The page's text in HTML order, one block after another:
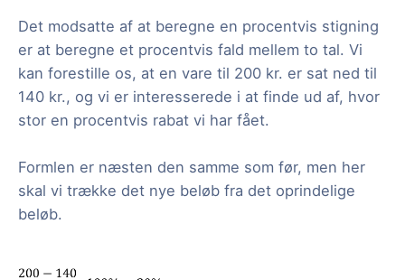
Det modsatte af at beregne en procentvis stigning
er at beregne et procentvis fald mellem to tal. Vi
kan forestille os, at en vare til 200 kr. er sat ned til
140 kr., og vi er interesserede i at finde ud af, hvor
stor en procentvis rabat vi har fået.
Formlen er næsten den samme som før, men her
skal vi trække det nye beløb fra det oprindelige
beløb.